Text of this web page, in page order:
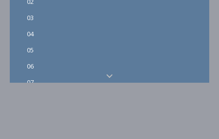
03
04
05
06
07